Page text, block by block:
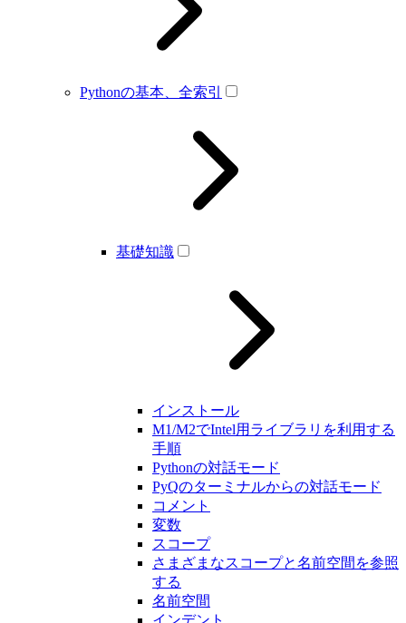
Pythonの基本、全索引
基礎知識
インストール
M1/M2でIntel用ライブラリを利用する
手順
Pythonの対話モード
PyQのターミナルからの対話モード
コメント
変数
スコープ
さまざまなスコープと名前空間を参照
する
名前空間
インデント